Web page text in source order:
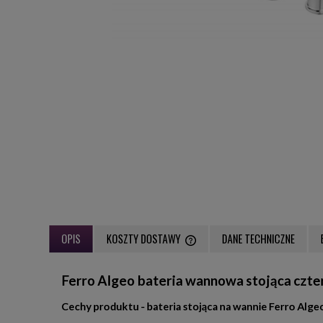
OPIS KOSZTY DOSTAWY
PŁATNOŚCI
DANE TECHNICZNE
Ferro Algeo bateria wannowa stojąca
Cechy produktu - bateria stojąca na wannie Ferro